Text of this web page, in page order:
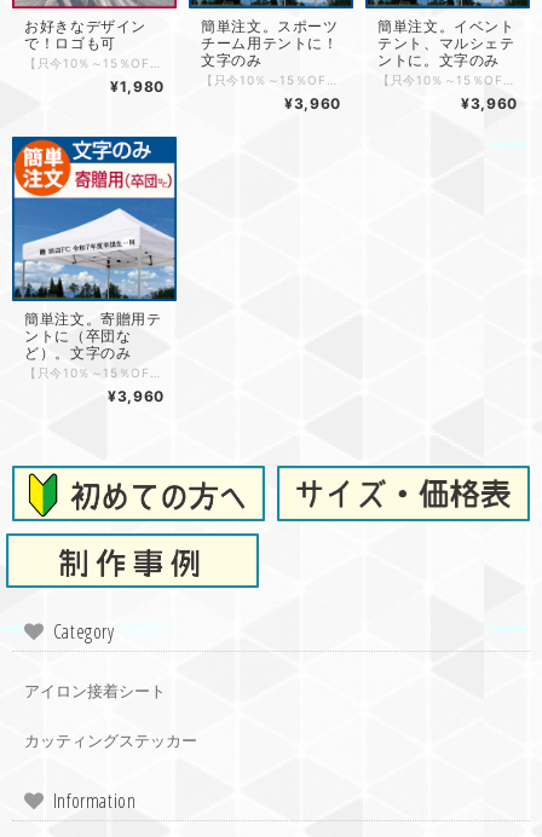
お好きなデザイン
で！ロゴも可
¥1,980
簡単注文。スポーツ
チーム用テントに！
文字のみ
¥3,960
簡単注文。イベント
テント、マルシェテ
ントに。文字のみ
¥3,960
簡単注文。寄贈用テ
ントに（卒団な
ど）。文字のみ
¥3,960
Category
アイロン接着シート
カッティングステッカー
Information